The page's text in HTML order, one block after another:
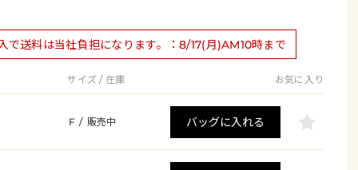
で送料は当社負担になります。：8/17(月)AM10時まで
サイズ / 在庫 お気に入り
F / 販売中 バッグに入れる